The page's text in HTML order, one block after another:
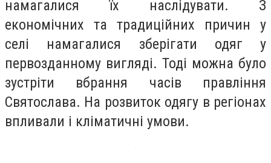
намагалися їх наслідувати. З
економічних та традиційних причин у
селі намагалися зберігати одяг у
первозданному вигляді. Тоді можна було
зустріти вбрання часів правління
Святослава. На розвиток одягу в регіонах
впливали і кліматичні умови.